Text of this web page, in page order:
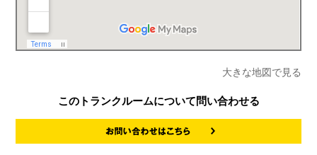
大きな地図で見る
このトランクルームについて問い合わせる